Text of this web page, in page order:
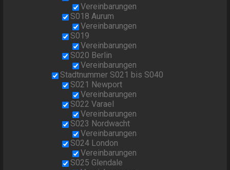
Vereinbarungen
S018 Aurum
Vereinbarungen
S019
Vereinbarungen
S020 Berlin
Vereinbarungen
Stadtnummer S021 bis S040
S021 Newport
Vereinbarungen
S022 Varael
Vereinbarungen
S023 Nordwacht
Vereinbarungen
S024 London
Vereinbarungen
S025 Glendale